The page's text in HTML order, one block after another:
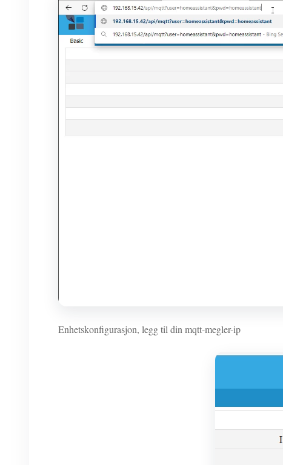
Enhetskonfigurasjon, legg til din mqtt-megler-ip